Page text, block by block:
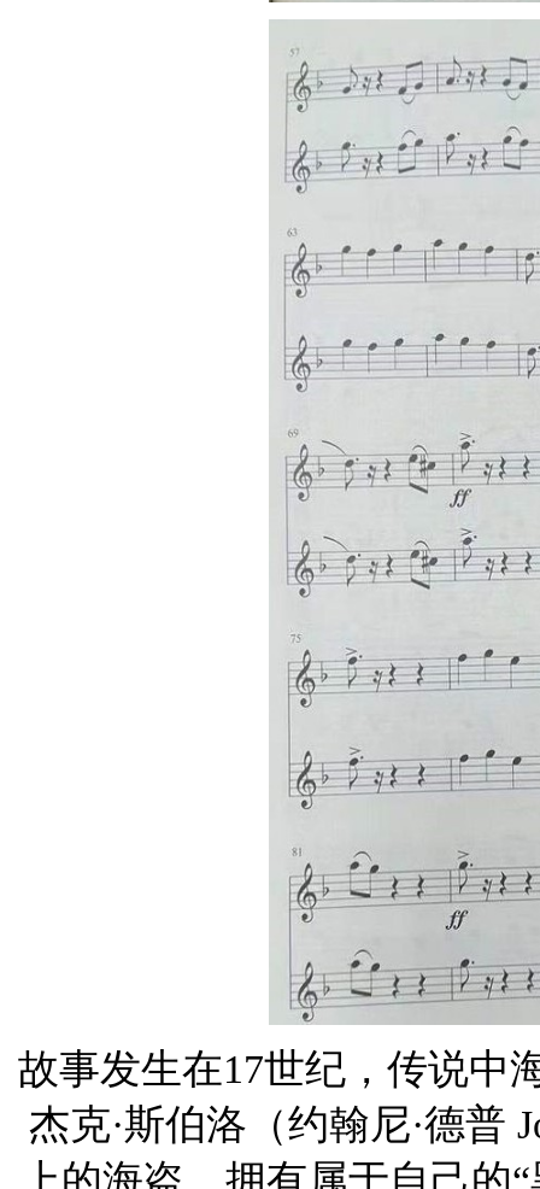
故事发生在17世纪，传说中
杰克·斯伯洛（约翰尼·德普
上的海盗，拥有属于自己